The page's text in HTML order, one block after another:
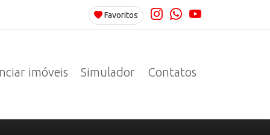
Favoritos
imóveis Simulador Contatos